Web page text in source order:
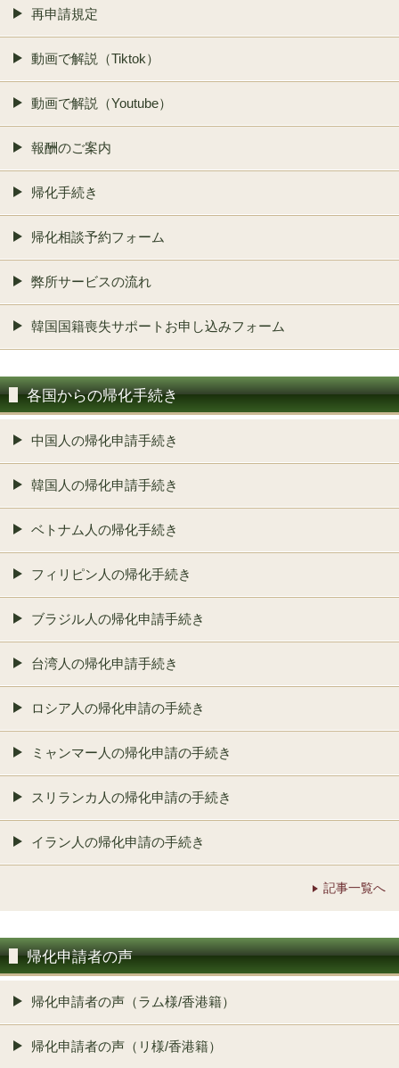
再申請規定
動画で解説（Tiktok）
動画で解説（Youtube）
報酬のご案内
帰化手続き
帰化相談予約フォーム
弊所サービスの流れ
韓国国籍喪失サポートお申し込みフォーム
各国からの帰化手続き
中国人の帰化申請手続き
韓国人の帰化申請手続き
ベトナム人の帰化手続き
フィリピン人の帰化手続き
ブラジル人の帰化申請手続き
台湾人の帰化申請手続き
ロシア人の帰化申請の手続き
ミャンマー人の帰化申請の手続き
スリランカ人の帰化申請の手続き
イラン人の帰化申請の手続き
記事一覧へ
帰化申請者の声
帰化申請者の声（ラム様/香港籍）
帰化申請者の声（リ様/香港籍）